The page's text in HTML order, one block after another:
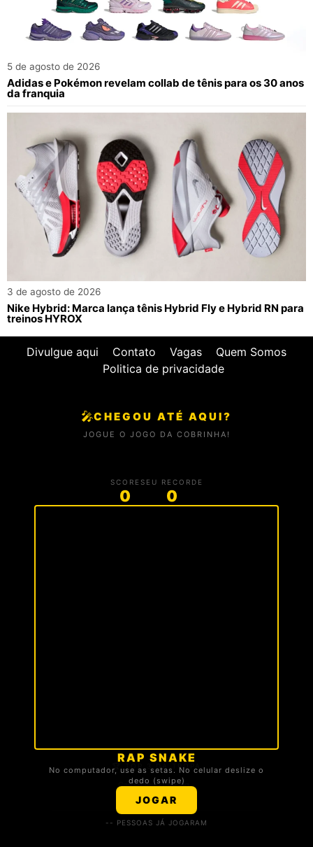
5 de agosto de 2026
Adidas e Pokémon revelam collab de tênis para os 30 anos
da franquia
3 de agosto de 2026
Nike Hybrid: Marca lança tênis Hybrid Fly e Hybrid RN para
treinos HYROX
Divulgue aqui Contato Vagas
Quem Somos
Politica de privacidade
🎤CHEGOU ATÉ AQUI?
JOGUE O JOGO DA COBRINHA!
SCORE
0
SEU RECORDE
0
RAP SNAKE
No computador, use as setas. No celular deslize o
dedo (swipe)
JOGAR
🏆 TOP 3 DA TROPA
Carregando ranking...
-- PESSOAS JÁ JOGARAM